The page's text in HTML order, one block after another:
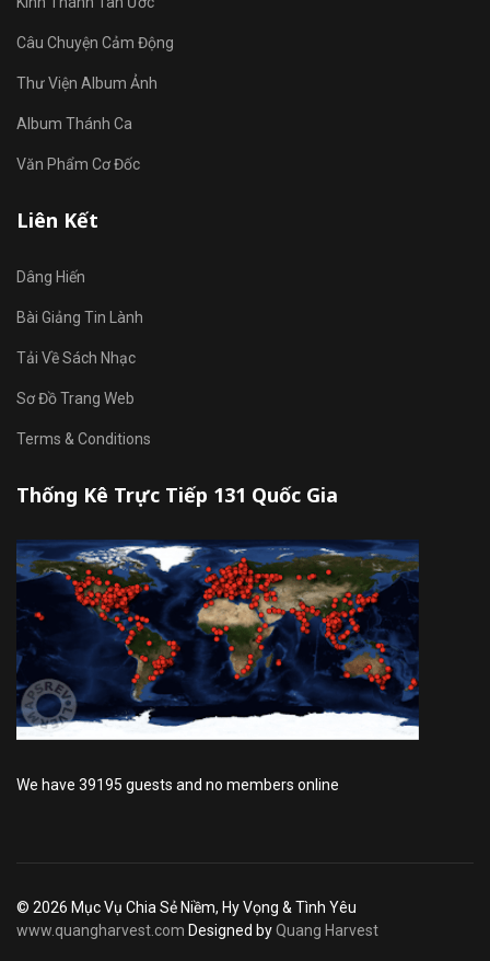
Câu Chuyện Cảm Động
Thư Viện Album Ảnh
Album Thánh Ca
Văn Phẩm Cơ Đốc
Liên Kết
Dâng Hiến
Bài Giảng Tin Lành
Tải Về Sách Nhạc
Sơ Đồ Trang Web
Terms & Conditions
Thống Kê Trực Tiếp 131 Quốc Gia
We have 39195 guests and no members online
© 2026 Mục Vụ Chia Sẻ Niềm, Hy Vọng & Tình Yêu
www.quangharvest.com Designed byQuang Harvest